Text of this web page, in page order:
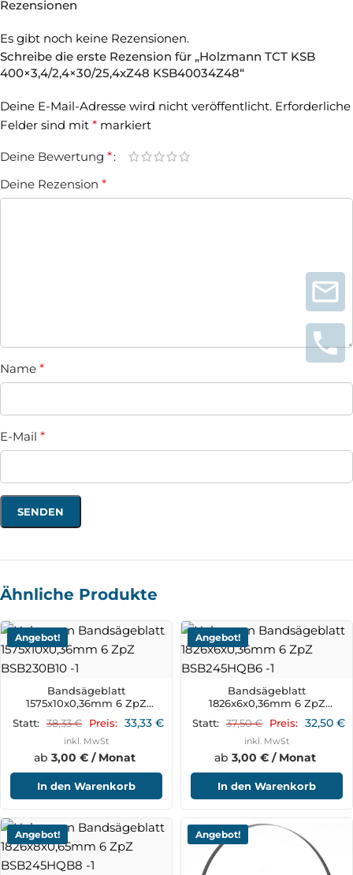
Rezensionen
Es gibt noch keine Rezensionen.
Schreibe die erste Rezension für „Holzmann TCT KSB
400×3,4/2,4×30/25,4xZ48 KSB40034Z48“
Deine E-Mail-Adresse wird nicht veröffentlicht. Erforderliche
Felder sind mit * markiert
Deine Bewertung *
Deine Rezension *
Name *
E-Mail *
Ähnliche Produkte
Angebot!
Bandsägeblatt
1575x10x0,36mm 6 ZpZ
Statt: 38,33€ Preis: 33,33 €
inkl. MwSt
ab 3,00 € / Monat
In den Warenkorb
Angebot!
Bandsägeblatt
1826x6x0,36mm 6 ZpZ
Statt: 37,50€ Preis: 32,50 €
inkl. MwSt
ab 3,00 € / Monat
In den Warenkorb
Angebot! Angebot!